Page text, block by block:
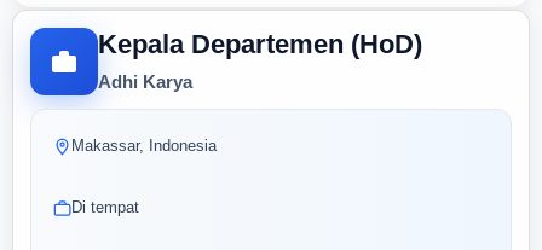
Kepala Departemen (HoD)
Adhi Karya
Makassar, Indonesia
Di tempat